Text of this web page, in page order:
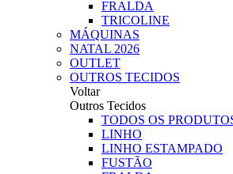
FRALDA
TRICOLINE
MÁQUINAS
NATAL 2026
OUTLET
OUTROS TECIDOS
Voltar
Outros Tecidos
TODOS OS
LINHO
LINHO ESTAMPADO
FUSTÃO